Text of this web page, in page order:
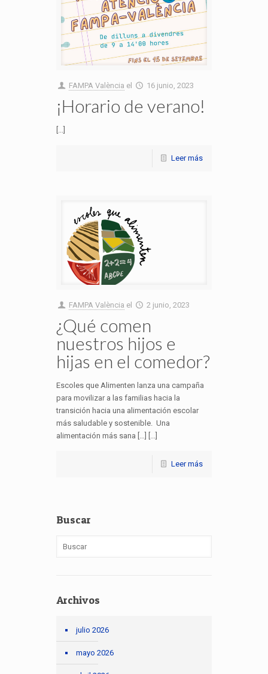
FAMPA València el 16 junio, 2023
¡Horario de verano!
[...]
Leer más
FAMPA València el 2 junio, 2023
¿Qué comen
nuestros hijos e
hijas en el comedor?
Escoles que Alimenten lanza una campaña
para movilizar a las familias hacia la
transición hacia una alimentación escolar
más saludable y sostenible. Una
alimentación más sana […] [...]
Leer más
Buscar
Archivos
julio 2026
mayo 2026